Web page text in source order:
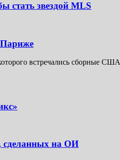
стать звездой MLS
встречались сборные
сделанных на ОИ